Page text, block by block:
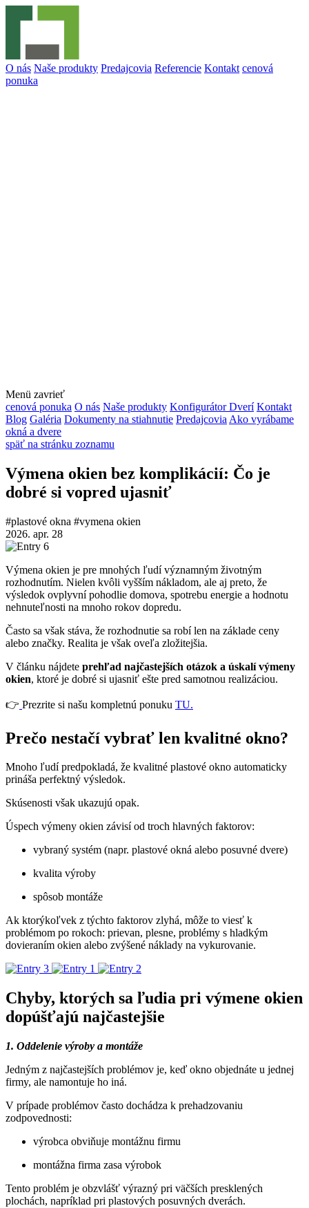
O nás Naše produkty Predajcovia Referencie Kontakt cenová
ponuka
Menü zavrieť
cenová ponuka O nás Naše produkty Konfigurátor Dverí Kontakt
Blog Galéria Dokumenty na stiahnutie Predajcovia Ako vyrábame
okná a dvere
späť na stránku zoznamu
Výmena okien bez komplikácií: Čo je
dobré si vopred ujasniť
#plastové okna #vymena okien
2026. apr. 28
Výmena okien je pre mnohých ľudí významným životným
rozhodnutím. Nielen kvôli vyšším nákladom, ale aj preto, že
výsledok ovplyvní pohodlie domova, spotrebu energie a hodnotu
nehnuteľnosti na mnoho rokov dopredu.
Často sa však stáva, že rozhodnutie sa robí len na základe ceny
alebo značky. Realita je však oveľa zložitejšia.
V článku nájdete prehľad najčastejších otázok a úskalí výmeny
okien, ktoré je dobré si ujasniť ešte pred samotnou realizáciou.
👉 Prezrite si našu kompletnú ponuku TU.
Prečo nestačí vybrať len kvalitné okno?
Mnoho ľudí predpokladá, že kvalitné plastové okno automaticky
prináša perfektný výsledok.
Skúsenosti však ukazujú opak.
Úspech výmeny okien závisí od troch hlavných faktorov:
vybraný systém (napr. plastové okná alebo posuvné dvere)
kvalita výroby
spôsob montáže
Ak ktorýkoľvek z týchto faktorov zlyhá, môže to viesť k
problémom po rokoch: prievan, plesne, problémy s hladkým
dovieraním okien alebo zvýšené náklady na vykurovanie.
Chyby, ktorých sa ľudia pri výmene okien
dopúšťajú najčastejšie
1. Oddelenie výroby a montáže
Jedným z najčastejších problémov je, keď okno objednáte u jednej
firmy, ale namontuje ho iná.
V prípade problémov často dochádza k prehadzovaniu
zodpovednosti:
výrobca obviňuje montážnu firmu
montážna firma zasa výrobok
Tento problém je obzvlášť výrazný pri väčších presklených
plochách, napríklad pri plastových posuvných dverách.